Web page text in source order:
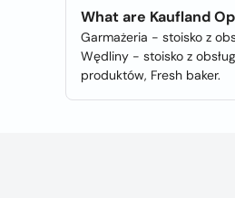
What are Kaufland
Garmażeria - stoisko z
Wędliny - stoisko z
produktów, Fresh baker.